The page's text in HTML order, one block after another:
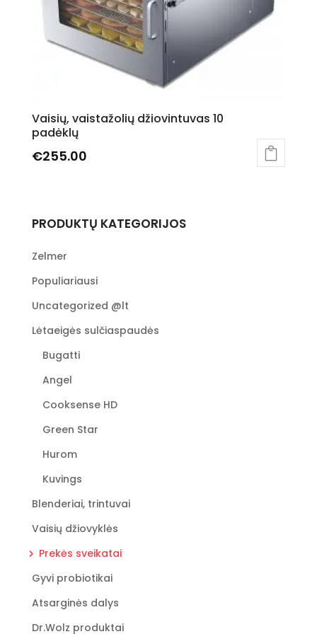
product
Vaisių, vaistažolių džiovintuvas 10
padėklų
€255.00
PRODUKTŲ KATEGORIJOS
Zelmer
Populiariausi
Uncategorized @lt
Lėtaeigės sulčiaspaudės
Bugatti
Angel
Cooksense HD
Green Star
Hurom
Kuvings
Blenderiai, trintuvai
Vaisių džiovyklės
Prekės sveikatai
Gyvi probiotikai
Atsarginės dalys
Dr.Wolz produktai